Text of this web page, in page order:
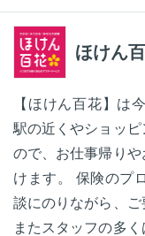
ほけん
【ほけん百花】は
駅の近くやショッ
ので、お仕事帰り
けます。 保険のプ
談にのりながら、ご
またスタッフの多